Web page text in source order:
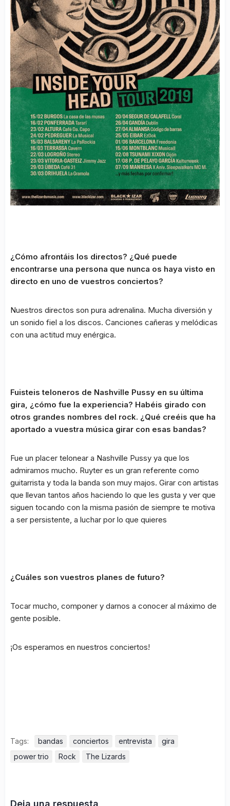
¿Cómo afrontáis los directos? ¿Qué puede
encontrarse una persona que nunca os haya visto en
directo en uno de vuestros conciertos?
Nuestros directos son pura adrenalina. Mucha diversión y
un sonido fiel a los discos. Canciones cañeras y melódicas
con una actitud muy enérgica.
Fuisteis teloneros de Nashville Pussy en su última
gira, ¿cómo fue la experiencia? Habéis girado con
otros grandes nombres del rock. ¿Qué creéis que ha
aportado a vuestra música girar con esas bandas?
Fue un placer telonear a Nashville Pussy ya que los
admiramos mucho. Ruyter es un gran referente como
guitarrista y toda la banda son muy majos. Girar con artistas
que llevan tantos años haciendo lo que les gusta y ver que
siguen tocando con la misma pasión de siempre te motiva
a ser persistente, a luchar por lo que quieres
¿Cuáles son vuestros planes de futuro?
Tocar mucho, componer y darnos a conocer al máximo de
gente posible.
¡Os esperamos en nuestros conciertos!
Tags: bandas conciertos entrevista
gira
power trio
Rock The Lizards
Deja una respuesta